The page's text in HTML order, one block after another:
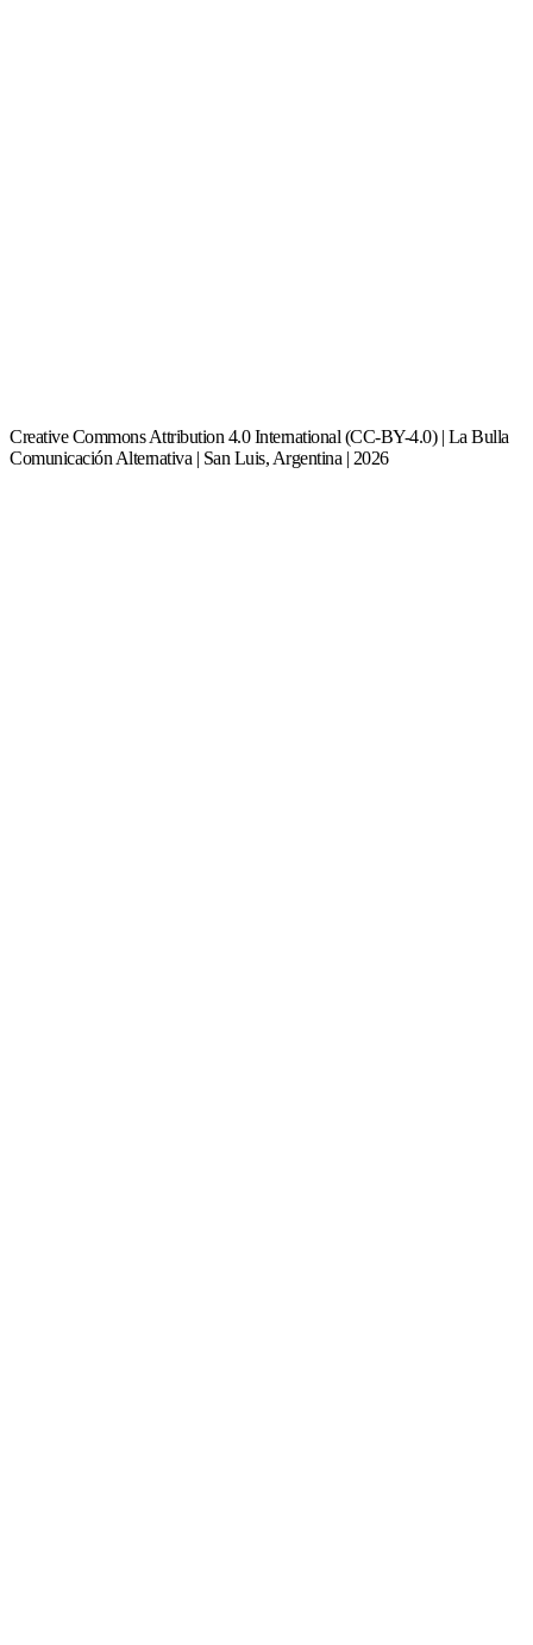
Creative Commons Attribution 4.0 International (CC-BY-4.0) | La Bulla
Comunicación Alternativa | San Luis, Argentina | 2026